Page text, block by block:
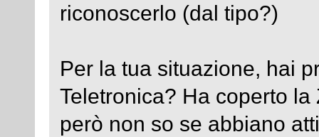
riconoscerlo (dal tipo?)
Per la tua situazione, hai
Teletronica? Ha coperto
però non so se abbiano